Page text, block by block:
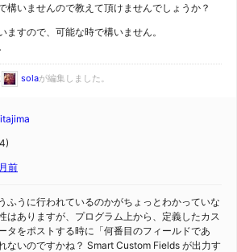
構いませんので教えて頂けませんでしょうか？
ますので、可能な時で構いません。
solaが編集しました。
前
ふうに行われているのかがちょっとわかっていな
はありますが、プログラム上から、定義したカス
タをポストする時に「何番目のフィールドであ
ないのですかね？ Smart Custom Fields が出力す